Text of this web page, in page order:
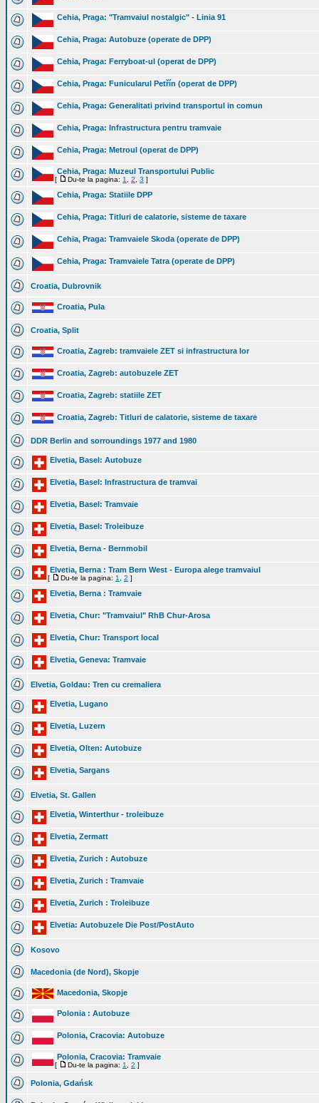
Cehia, Praga: "Tramvaiul nostalgic" - Linia 91
Cehia, Praga: Autobuze (operate de DPP)
Cehia, Praga: Ferryboat-ul (operat de DPP)
Cehia, Praga: Funicularul Petřín (operat de DPP)
Cehia, Praga: Generalitati privind transportul in comun
Cehia, Praga: Infrastructura pentru tramvaie
Cehia, Praga: Metroul (operat de DPP)
Cehia, Praga: Muzeul Transportului Public
[ Du-te la pagina: 1 2 3 ]
Cehia, Praga: Statiile DPP
Cehia, Praga: Titluri de calatorie, sisteme de taxare
Cehia, Praga: Tramvaiele Skoda (operate de DPP)
Cehia, Praga: Tramvaiele Tatra (operate de DPP)
Croatia, Dubrovnik
Croatia, Pula
Croatia, Split
Croatia, Zagreb: tramvaiele ZET si infrastructura lor
Croatia, Zagreb: autobuzele ZET
Croatia, Zagreb: statiile ZET
Croatia, Zagreb: Titluri de calatorie, sisteme de taxare
DDR Berlin and sorroundings 1977 and 1980
Elvetia, Basel: Autobuze
Elvetia, Basel: Infrastructura de tramvai
Elvetia, Basel: Tramvaie
Elvetia, Basel: Troleibuze
Elvetia, Berna - Bernmobil
Elvetia, Berna : Tram Bern West - Europa alege tramvaiul
[ Du-te la pagina: 1 2 ]
Elvetia, Berna : Tramvaie
Elvetia, Chur: "Tramvaiul" RhB Chur-Arosa
Elvetia, Chur: Transport local
Elvetia, Geneva: Tramvaie
Elvetia, Goldau: Tren cu cremaliera
Elvetia, Lugano
Elvetia, Luzern
Elvetia, Olten: Autobuze
Elvetia, Sargans
Elvetia, St. Gallen
Elvetia, Winterthur - troleibuze
Elvetia, Zermatt
Elvetia, Zurich : Autobuze
Elvetia, Zurich : Tramvaie
Elvetia, Zurich : Troleibuze
Elvetia: Autobuzele Die Post/PostAuto
Kosovo
Macedonia (de Nord), Skopje
Macedonia, Skopje
Polonia : Autobuze
Polonia, Cracovia: Autobuze
Polonia, Cracovia: Tramvaie
[ Du-te la pagina: 1 2 ]
Polonia, Gdańsk